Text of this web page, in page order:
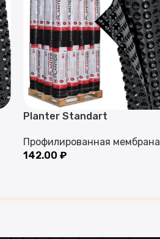
Planter Standart
Профилированная мембрана
142.00 ₽